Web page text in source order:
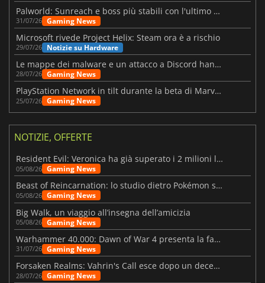
Palworld: Sunreach e boss più stabili con l'ultimo update
31/07/26 Gaming News
Microsoft rivede Project Helix: Steam ora è a rischio
29/07/26 Notizie su Hardware
Le mappe dei malware e un attacco a Discord hanno colpito Meccha Chameleon
28/07/26 Gaming News
PlayStation Network in tilt durante la beta di Marvel Tōkon
25/07/26 Gaming News
NOTIZIE, OFFERTE
Resident Evil: Veronica ha già superato i 2 milioni liste dei desideri
05/08/26 Gaming News
Beast of Reincarnation: lo studio dietro Pokémon su una nuova strada
05/08/26 Gaming News
Big Walk, un viaggio all’insegna dell’amicizia
05/08/26 Gaming News
Warhammer 40.000: Dawn of War 4 presenta la fazione dei Necron
31/07/26 Gaming News
Forsaken Realms: Vahrin's Call esce dopo un decennio di sviluppo
28/07/26 Gaming News